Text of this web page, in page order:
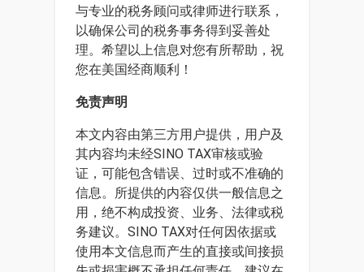
与专业的税务顾问或律师进行联系，
以确保公司的税务事务得到妥善处
理。希望以上信息对您有所帮助，祝
您在美国经商顺利！
免责声明
本文内容由第三方用户提供，用户及
其内容均未经SINO TAX审核或验
证，可能包含错误、过时或不准确的
信息。所提供的内容仅供一般信息之
用，绝不构成投资、业务、法律或税
务建议。SINO TAX对任何因依据或
使用本文信息而产生的直接或间接损